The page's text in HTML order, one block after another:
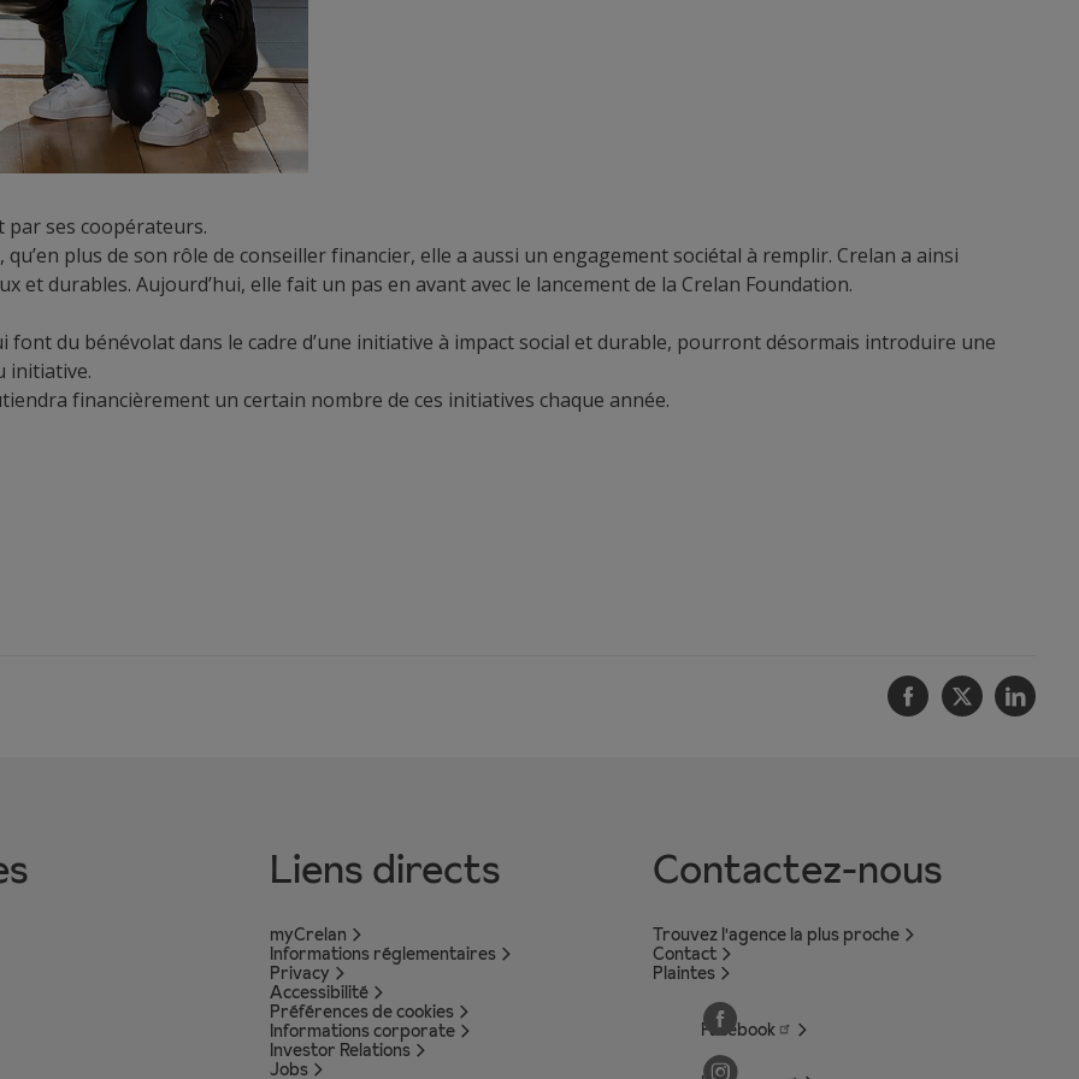
par ses coopérateurs.
plus de son rôle de conseiller financier, elle a aussi un engagement sociétal à remplir. Crelan a ainsi
durables. Aujourd’hui, elle fait un pas en avant avec le lancement de la Crelan Foundation.
font du bénévolat dans le cadre d’une initiative à impact social et durable, pourront désormais introduire une
initiative.
financièrement un certain nombre de ces initiatives chaque année.
Facebook
Twitter
Liens directs
myCrelan
Informations réglementaires
Privacy
Accessibilité
Préférences de cookies
Informations corporate
Investor Relations
Jobs
Contactez-nous
Trouvez l'agence la plus proche
Contact
Plaintes
Facebook